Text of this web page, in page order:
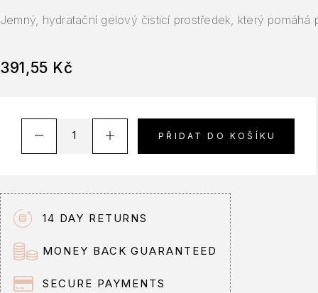
Jemný, hydratační gelový čisticí prostředek, který
391,55 Kč
PŘIDAT DO KOŠÍKU
r
n
a
t
i
v
14 DAY RETURNS
MONEY BACK GUARANTEED
SECURE PAYMENTS